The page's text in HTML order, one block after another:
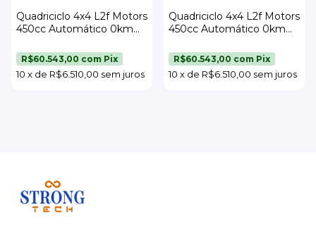
Quadriciclo 4x4 L2f Motors
450cc Automático 0km
Kit Baú E Acessórios
Completo
10 x de R$6.510,00 sem juros
R$60.543,00 com Pix
Quadriciclo 4x4 L2f Motors
450cc Automático 0km
Acessórios Completo
10 x de R$6.510,00 sem juros
R$60.543,00 com Pix